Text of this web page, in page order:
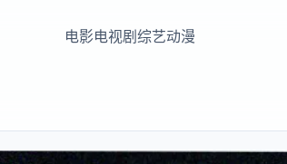
电影电视剧综艺动漫